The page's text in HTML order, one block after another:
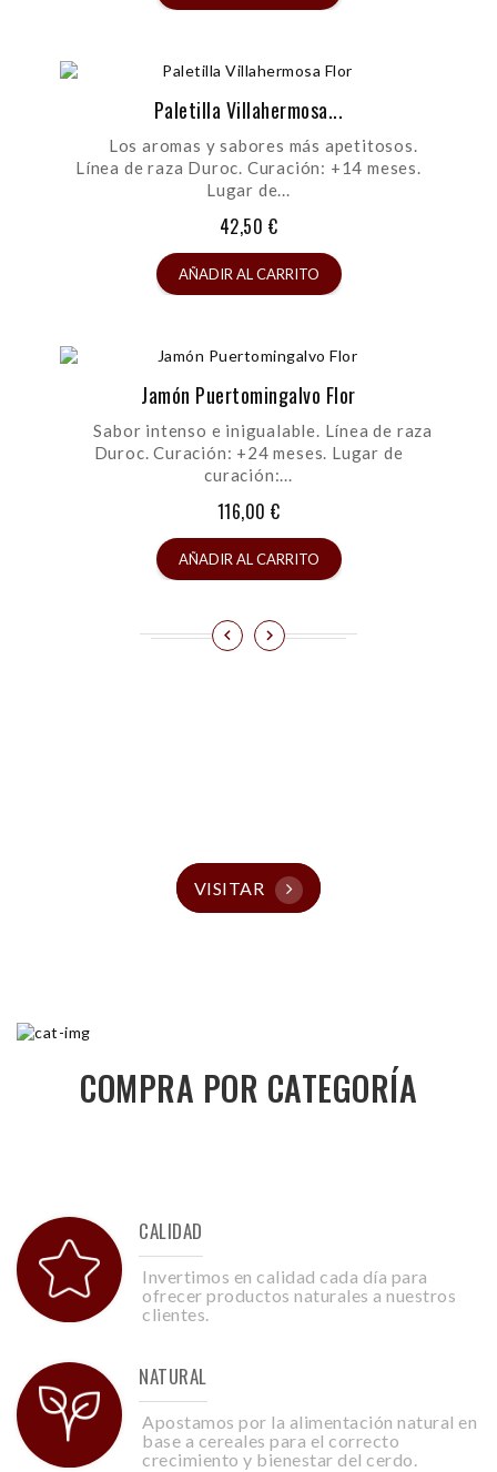
Paletilla Villahermosa...
Los aromas y sabores más apetitosos.
Línea de raza Duroc. Curación: +14 meses.
Lugar de...
42,50 €
AÑADIR AL CARRITO
Jamón Puertomingalvo Flor
Sabor intenso e inigualable. Línea de raza
Duroc. Curación: +24 meses. Lugar de
curación:...
116,00 €
AÑADIR AL CARRITO
VISITAR
COMPRA POR CATEGORÍA
CALIDAD
Invertimos en calidad cada día para
ofrecer productos naturales a nuestros
clientes.
NATURAL
Apostamos por la alimentación natural en
base a cereales para el correcto
crecimiento y bienestar del cerdo.